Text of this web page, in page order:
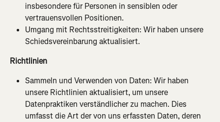
insbesondere für Personen in sensiblen oder
vertrauensvollen Positionen.
Umgang mit Rechtsstreitigkeiten: Wir haben unsere
Schiedsvereinbarung aktualisiert.
Richtlinien
Sammeln und Verwenden von Daten: Wir haben
unsere Richtlinien aktualisiert, um unsere
Datenpraktiken verständlicher zu machen. Dies
umfasst die Art der von uns erfassten Daten, deren